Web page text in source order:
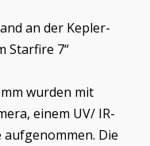
an der Kepler-
Starfire 7“
wurden mit
einem UV/ IR-
aufgenommen. Die